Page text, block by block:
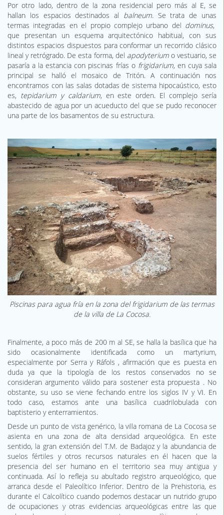
Por otro lado, dentro de la zona residencial pero más al E, se
hallan los espacios destinados al balneum. Se trata de unas
termas integradas en el propio complejo urbano del dominus,
que presentan un esquema arquitectónico habitual, con sus
distintos espacios dispuestos para conformar un recorrido clásico
lineal y retrógrado. De esta forma, del apodyterium o vestuario, se
pasaría a la estancia con piscinas frías o frigidarium, en cuya sala
principal se halló el mosaico de Tritón. A continuación nos
encontramos con las salas dotadas de sistema hipocaústico, esto
es, tepidarium y caldarium, en este orden. El complejo sería
abastecido de agua por un acueducto del que se pudo reconocer
una parte de los basamentos de su estructura.
Piscinas para agua fría en la zona del frigidarium de las termas
de la villa de La Cocosa.
Finalmente, a poco más de 200 m al SE, se halla la basílica que ha
sido ocasionalmente identificada como un martyrium,
especialmente por Serra y Ráfols , afirmación que es puesta en
duda ya que la tipología de los restos conservados no se
consideran argumento válido para sostener esta propuesta . No
obstante, su uso se viene fechando entre los siglos IV y VI. En
todo caso, estamos ante una basílica cuadrilobulada con
baptisterio y enterramientos.
Desde un punto de vista genérico, la villa romana de La Cocosa se
asienta en una zona de alta densidad arqueológica. En este
sentido, la gran extensión del T.M. de Badajoz y la abundancia de
suelos fértiles y otros recursos naturales en él hacen que la
presencia del ser humano en el territorio sea muy antigua y
continuada. Así lo refleja su abultado registro arqueológico, que
arranca desde el Paleolítico Inferior. Dentro de la Prehistoria, es
durante el Calcolítico cuando podemos destacar un nutrido grupo
de ocupaciones y otras evidencias arqueológicas entre las que